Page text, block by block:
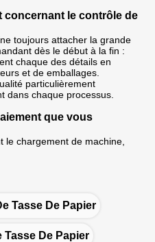
concernant le contrôle de
toujours attacher la grande
dès le début à la fin :
chaque des détails en
et de emballages.
particulièrement
dans chaque processus.
que vous
le chargement de machine,
Tasse De Papier
Tasse De Papier